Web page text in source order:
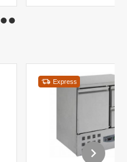
Express